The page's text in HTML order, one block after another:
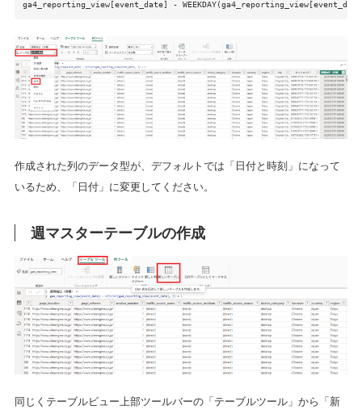
ga4_reporting_view[event_date] -
作成された列のデータ型が、デフォルトでは「日付と時刻」になって
いるため、「日付」に変更してください。
週マスターテーブルの作成
同じくテーブルビュー上部ツールバーの「テーブルツール」から「新